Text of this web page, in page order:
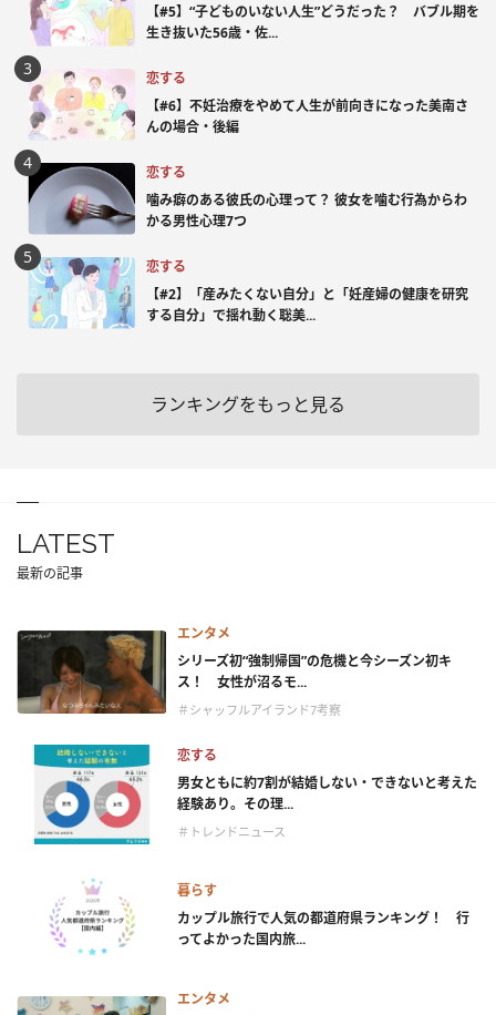
【#5】“子どものいない人生”どうだった？ バブル期を
生き抜いた56歳・佐...
恋する
【#6】不妊治療をやめて人生が前向きになった美南さ
んの場合・後編
恋する
噛み癖のある彼氏の心理って？ 彼女を噛む行為からわ
かる男性心理7つ
恋する
【#2】「産みたくない自分」と「妊産婦の健康を研究
する自分」で揺れ動く聡美...
ランキングをもっと見る
LATEST
最新の記事
エンタメ
シリーズ初“強制帰国”の危機と今シーズン初キ
ス！ 女性が沼るモ...
＃シャッフルアイランド7考察
恋する
男女ともに約7割が結婚しない・できないと考えた
経験あり。その理...
＃トレンドニュース
暮らす
カップル旅行で人気の都道府県ランキング！ 行
ってよかった国内旅...
エンタメ